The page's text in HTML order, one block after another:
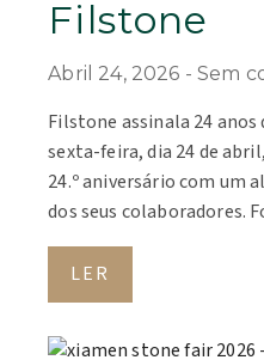
Filstone
Abril 24, 2026 Sem
Filstone assinala 24 anos
sexta-feira, dia 24 de
24.º aniversário com um
dos seus colaboradores.
LER